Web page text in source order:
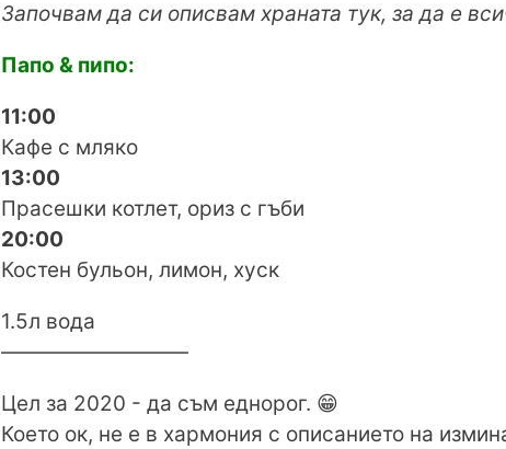
Започвам да си описвам храната тук, за да е
Папо & пипо:
11:00
Кафе с мляко
13:00
Прасешки котлет, ориз с гъби
20:00
Костен бульон, лимон, хуск
1.5л вода
—————————
Цел за 2020 - да съм еднорог. 😁
Което ок, не е в хармония с описанието на